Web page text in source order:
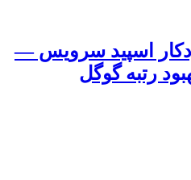
اسپید سرویس —
رتبه گوگل